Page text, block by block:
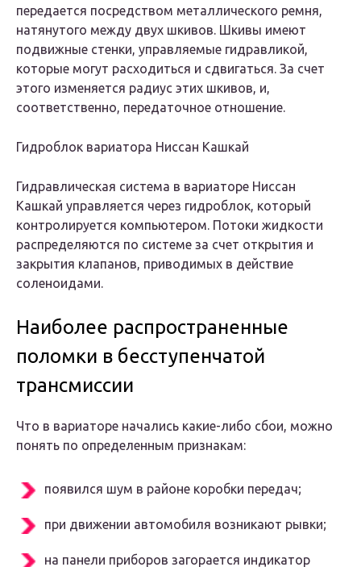
передается посредством металлического ремня,
натянутого между двух шкивов. Шкивы имеют
подвижные стенки, управляемые гидравликой,
которые могут расходиться и сдвигаться. За счет
этого изменяется радиус этих шкивов, и,
соответственно, передаточное отношение.
Гидроблок вариатора Ниссан Кашкай
Гидравлическая система в вариаторе Ниссан
Кашкай управляется через гидроблок, который
контролируется компьютером. Потоки жидкости
распределяются по системе за счет открытия и
закрытия клапанов, приводимых в действие
соленоидами.
Наиболее распространенные
поломки в бесступенчатой
трансмиссии
Что в вариаторе начались какие-либо сбои, можно
понять по определенным признакам:
появился шум в районе коробки передач;
при движении автомобиля возникают рывки;
на панели приборов загорается индикатор